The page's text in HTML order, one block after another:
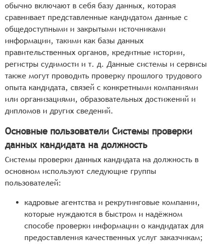
обычно включают в себя базу данных, которая
сравнивает представленные кандидатом данные с
общедоступными и закрытыми источниками
информации, такими как базы данных
правительственных органов, кредитные истории,
регистры судимости и т. д. Данные системы и сервисы
также могут проводить проверку прошлого трудового
опыта кандидата, связей с конкретными компаниями
или организациями, образовательных достижений и
дипломов и других сведений.
Основные пользователи Системы проверки
данных кандидата на должность
Системы проверки данных кандидата на должность в
основном используют следующие группы
пользователей:
кадровые агентства и рекрутинговые компании,
которые нуждаются в быстром и надёжном
способе проверки информации о кандидатах для
предоставления качественных услуг заказчикам;